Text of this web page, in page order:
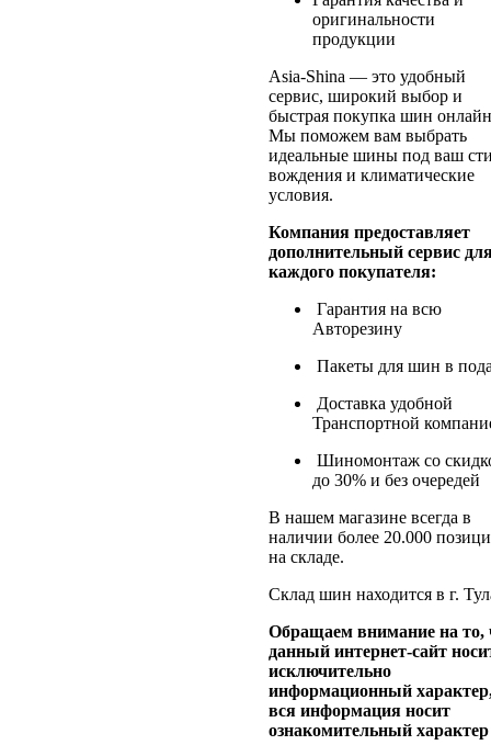
оригинальности
продукции
Asia-Shina — это удобный
сервис, широкий выбор и
быстрая покупка шин
Мы поможем вам выбрать
идеальные шины под ваш
вождения и климатические
условия.
Компания предоставляет
дополнительный сервис
каждого покупателя:
Гарантия на всю
Авторезину
Пакеты для шин в
Доставка удобной
Транспортной
Шиномонтаж со
до 30% и без очередей
В нашем магазине всегда в
наличии более 20.000
на складе.
Склад шин находится в г.
Обращаем внимание на то,
данный интернет-сайт
исключительно
информационный
вся информация носит
ознакомительный